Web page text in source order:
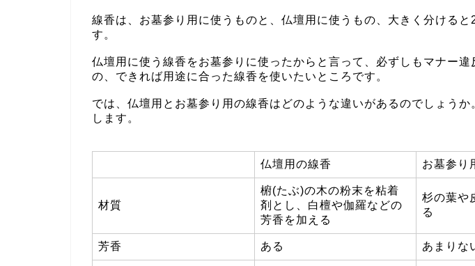
線香は、お墓参り用に使うものと、仏壇用に使うもの、大きく分けると
す。
仏壇用に使う線香をお墓参りに使ったからと言って、必ずしもマナー違
の、できれば用途に合った線香を使いたいところです。
では、仏壇用とお墓参り用の線香はどのような違いがあるのでしょうか
します。
仏壇用の線香 お墓参り
材質
椨(たぶ)の木の粉末を粘着
剤とし、白檀や伽羅などの
芳香を加える
杉の葉や
る
芳香 ある あまりな